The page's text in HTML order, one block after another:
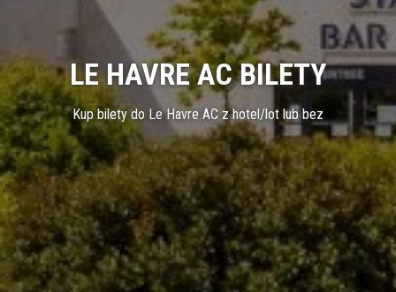
LE HAVRE AC BILETY
Kup bilety do Le Havre AC z hotel/lot lub bez